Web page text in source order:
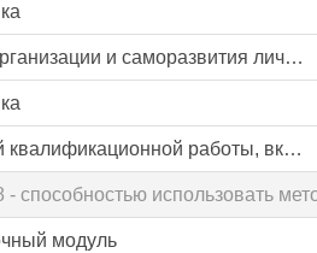
Технологии самоорганизации и саморазвития личности
Защита выпускной квалификационной работы, включая подготовку к процедуре защиты и процедуру защиты
- способностью использовать
модуль